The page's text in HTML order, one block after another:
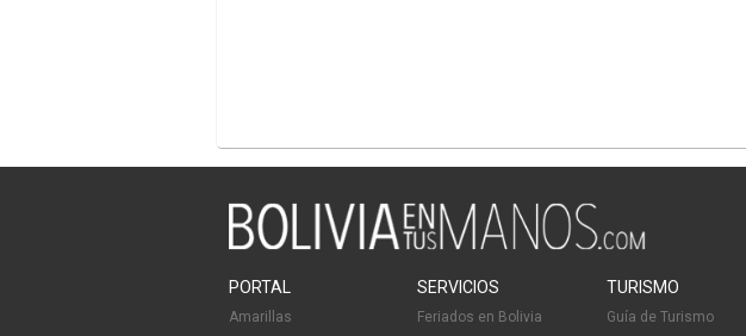
PORTAL
Amarillas
SERVICIOS
Feriados en Bolivia
TURISMO
Guía de Turismo